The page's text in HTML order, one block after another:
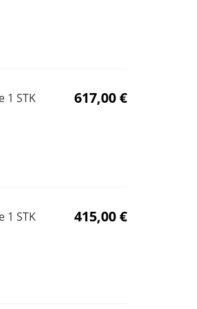
1 STK 617,00 €
1 STK 415,00 €